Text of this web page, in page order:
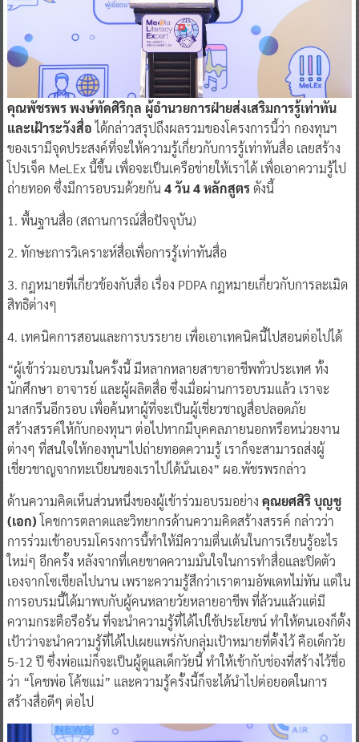
คุณพัชรพร พงษ์ทัดศิริกุล ผู้อำนวยการฝ่ายส่งเสริมการรู้เท่าทัน
และเฝ้าระวังสื่อได้กล่าวสรุปถึงผลรวมของโครงการนี้ว่า กองทุนฯ
ของเรามีจุดประสงค์ที่จะให้ความรู้เกี่ยวกับการรู้เท่าทันสื่อ เลยสร้าง
โปรเจ็ค MeLEx นี้ขึ้น เพื่อจะเป็นเครือข่ายให้เราได้ เพื่อเอาความรู้ไป
ถ่ายทอด ซึ่งมีการอบรมด้วยกัน4 วัน 4 หลักสูตรดังนี้
1. พื้นฐานสื่อ (สถานการณ์สื่อปัจจุบัน)
2. ทักษะการวิเคราะห์สื่อเพื่อการรู้เท่าทันสื่อ
3. กฎหมายที่เกี่ยวข้องกับสื่อ เรื่อง PDPA กฎหมายเกี่ยวกับการละเมิด
สิทธิต่างๆ
4. เทคนิคการสอนและการบรรยาย เพื่อเอาเทคนิคนี้ไปสอนต่อไปได้
“ผู้เข้าร่วมอบรมในครั้งนี้ มีหลากหลายสาขาอาชีพทั่วประเทศ ทั้ง
นักศึกษา อาจารย์ และผู้ผลิตสื่อ ซึ่งเมื่อผ่านการอบรมแล้ว เราจะ
มาสกรีนอีกรอบ เพื่อค้นหาผู้ที่จะเป็นผู้เชี่ยวชาญสื่อปลอดภัย
สร้างสรรค์ให้กับกองทุนฯ ต่อไปหากมีบุคคลภายนอกหรือหน่วยงาน
ต่างๆ ที่สนใจให้กองทุนฯไปถ่ายทอดความรู้ เราก็จะสามารถส่งผู้
เชี่ยวชาญจากทะเบียนของเราไปได้นั่นเอง” ผอ.พัชรพรกล่าว
ด้านความคิดเห็นส่วนหนึ่งของผู้เข้าร่วมอบรมอย่าง คุณยศสิริ บุญชู
(เอก) โคชการตลาดและวิทยากรด้านความคิดสร้างสรรค์ กล่าวว่า
การร่วมเข้าอบรมโครงการนี้ทำให้มีความตื่นเต้นในการเรียนรู้อะไร
ใหม่ๆ อีกครั้ง หลังจากที่เคยขาดความมั่นใจในการทำสื่อและปิดตัว
เองจากโซเชียลไปนาน เพราะความรู้สึกว่าเราตามอัพเดทไม่ทัน แต่ใน
การอบรมนี้ได้มาพบกับผู้คนหลายวัยหลายอาชีพ ที่ล้วนแล้วแต่มี
ความกระตือรือร้น ที่จะนำความรู้ที่ได้ไปใช้ประโยชน์ ทำให้ตนเองก็ตั้ง
เป้าว่าจะนำความรู้ที่ได้ไปเผยแพร่กับกลุ่มเป้าหมายที่ตั้งไว้ คือเด็กวัย
5-12 ปี ซึ่งพ่อแม่ก็จะเป็นผู้ดูแลเด็กวัยนี้ ทำให้เข้ากับช่องที่สร้างไว้ชื่อ
ว่า “โคชพ่อ โค้ชแม่” และความรู้ครั้งนี้ก็จะได้นำไปต่อยอดในการ
สร้างสื่อดีๆ ต่อไป